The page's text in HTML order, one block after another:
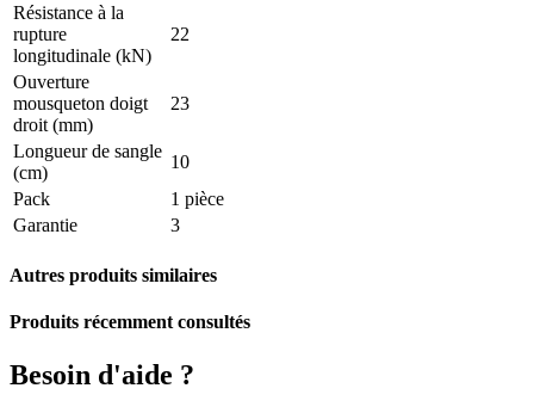
Résistance à la
rupture
longitudinale (kN)
22
Ouverture
mousqueton doigt
droit (mm)
23
Longueur de sangle
(cm)
10
Pack
1 pièce
Garantie
3
Autres produits similaires
Produits récemment consultés
Besoin d'aide ?